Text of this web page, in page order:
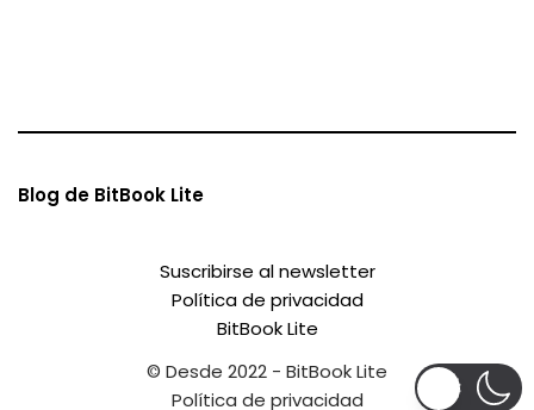
Blog de BitBook Lite
Suscribirse al newsletter
Política de privacidad
BitBook Lite
© Desde 2022 - BitBook Lite
Política de privacidad